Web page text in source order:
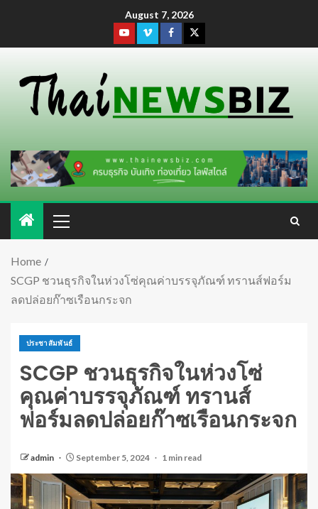
August 7, 2026
Home
SCGP ชวนธุรกิจในห่วงโซ่คุณค่าบรรจุภัณฑ์ ทรานส์ฟอร์ม
ลดปล่อยก๊าซเรือนกระจก
ประชาสัมพันธ์
SCGP ชวนธุรกิจในห่วงโซ่
คุณค่าบรรจุภัณฑ์ ทรานส์
ฟอร์มลดปล่อยก๊าซเรือนกระจก
admin September 5, 2024 1 min read